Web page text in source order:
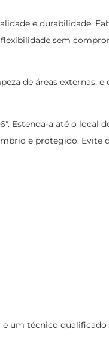
e durabilidade.
sem
de áreas externas, e
Estenda-a até o local
e protegido. Evite
um técnico